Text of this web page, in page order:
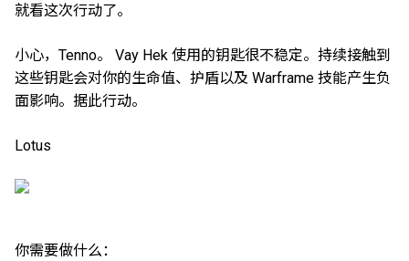
就看这次行动了。
小心，Tenno。 Vay Hek 使用的钥匙很不稳定。持续接触到
这些钥匙会对你的生命值、护盾以及 Warframe 技能产生负
面影响。据此行动。
Lotus
你需要做什么：